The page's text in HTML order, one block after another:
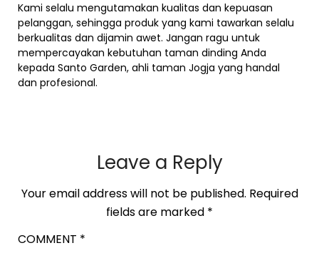
Kami selalu mengutamakan kualitas dan kepuasan
pelanggan, sehingga produk yang kami tawarkan selalu
berkualitas dan dijamin awet. Jangan ragu untuk
mempercayakan kebutuhan taman dinding Anda
kepada Santo Garden, ahli taman Jogja yang handal
dan profesional.
Leave a Reply
Your email address will not be published. Required
fields are marked *
COMMENT *